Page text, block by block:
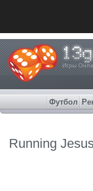
Игры
Футбол
Running